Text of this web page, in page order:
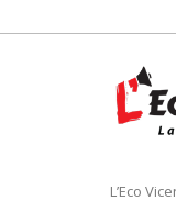
L’Eco